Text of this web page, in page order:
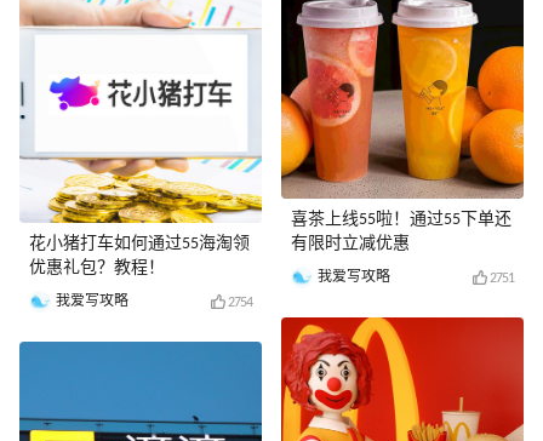
花小猪打车如何通过55海淘领
优惠礼包？教程！
我爱写攻略 2754
喜茶上线55啦！通过55下单还
有限时立减优惠
我爱写攻略 2751